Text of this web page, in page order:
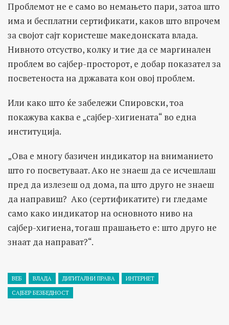
Проблемот не е само во немањето пари, затоа што
има и бесплатни сертификати, каков што впрочем
за својот сајт користеше македонската влада.
Нивното отсуство, колку и тие да се маргинален
проблем во сајбер-просторот, е добар показател за
посветеноста на државата кон овој проблем.
Или како што ќе забележи Спировски, тоа
покажува каква е „сајбер-хигиената“ во една
институција.
„Ова е многу базичен индикатор на вниманието
што го посветуваат. Ако не знаеш да се исчешлаш
пред да излезеш од дома, па што друго не знаеш
да направиш? Ако (сертификатите) ги гледаме
само како индикатор на основното ниво на
сајбер-хигиена, тогаш прашањето е: што друго не
знаат да направат?“.
ВЕБ ВЛАДА ДИГИТАЛНИ ПРАВА
ИНТЕРНЕТ
САЈБЕР БЕЗБЕДНОСТ